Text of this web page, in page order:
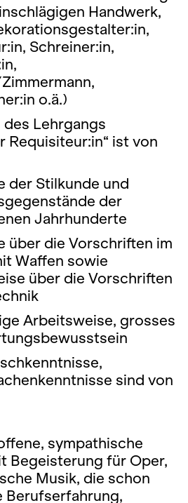
Handwerk,
Schreiner:in,
o.ä.)
Lehrgangs
Requisiteur:in“ ist von
der Stilkunde und
der
Jahrhunderte
über die Vorschriften im
Waffen sowie
über die Vorschrif­ten
Arbeitsweise, grosses
sind von
sympathische
Begeisterung für Oper,
Musik, die schon
Berufserfahrung,